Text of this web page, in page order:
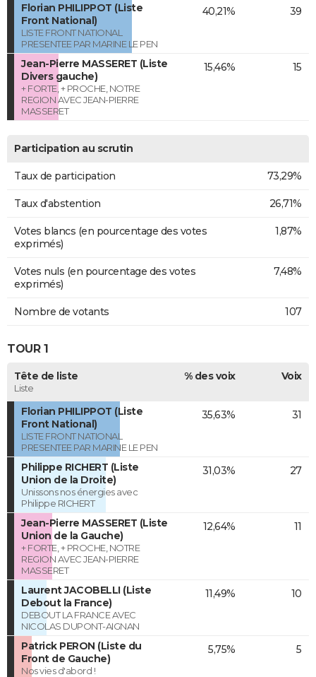
Florian PHILIPPOT (Liste
Front National)
LISTE FRONT NATIONAL
PRESENTEE PAR MARINE LE PEN
40,21% 39
Jean-Pierre MASSERET (Liste
Divers gauche)
+ FORTE, + PROCHE, NOTRE
REGION AVEC JEAN-PIERRE
MASSERET
15,46% 15
Participation au scrutin
Taux de participation 73,29%
Taux d'abstention 26,71%
Votes blancs (en pourcentage des votes
exprimés)
1,87%
Votes nuls (en pourcentage des votes
exprimés)
7,48%
Nombre de votants 107
TOUR 1
Tête de liste
Liste
% des voix Voix
Florian PHILIPPOT (Liste
Front National)
LISTE FRONT NATIONAL
PRESENTEE PAR MARINE LE PEN
35,63% 31
Philippe RICHERT (Liste
Union de la Droite)
Unissons nos énergies avec
Philippe RICHERT
31,03% 27
Jean-Pierre MASSERET (Liste
Union de la Gauche)
+ FORTE, + PROCHE, NOTRE
REGION AVEC JEAN-PIERRE
MASSERET
12,64% 11
Laurent JACOBELLI (Liste
Debout la France)
DEBOUT LA FRANCE AVEC
NICOLAS DUPONT-AIGNAN
11,49% 10
Patrick PERON (Liste du
Front de Gauche)
Nos vies d'abord !
5,75% 5